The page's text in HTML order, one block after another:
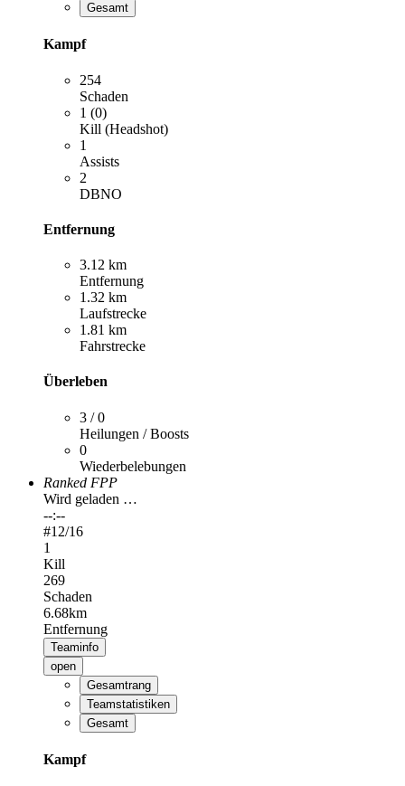
Gesamt
Kampf
254
Schaden
1 (0)
Kill (Headshot)
1
Assists
2
DBNO
Entfernung
3.12 km
Entfernung
1.32 km
Laufstrecke
1.81 km
Fahrstrecke
Überleben
3 / 0
Heilungen / Boosts
0
Wiederbelebungen
Ranked FPP
Wird geladen …
--:--
#12/16
1
Kill
269
Schaden
6.68km
Entfernung
Teaminfo
open
Gesamtrang
Teamstatistiken
Gesamt
Kampf